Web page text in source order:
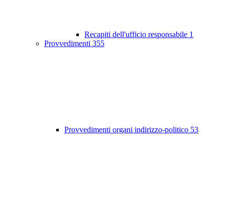
Recapiti dell'ufficio responsabile 1
Provvedimenti 355
Provvedimenti organi indirizzo-politico 53